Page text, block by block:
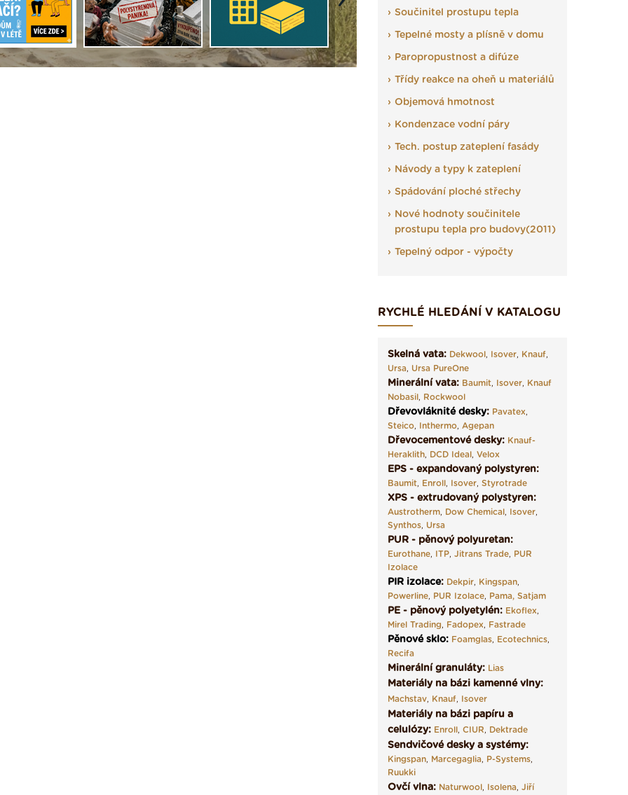
Next
Součinitel prostupu tepla
Tepelné mosty a plísně v domu
Paropropustnost a difúze
Třídy reakce na oheň u materiálů
Objemová hmotnost
Kondenzace vodní páry
Tech. postup zateplení fasády
Návody a typy k zateplení
Spádování ploché střechy
Nové hodnoty součinitele
prostupu tepla pro budovy(2011)
Tepelný odpor - výpočty
RYCHLÉ HLEDÁNÍ V KATALOGU
Skelná vata: Dekwool, Isover, Knauf,
Ursa, Ursa PureOne
Minerální vata: Baumit, Isover, Knauf
Nobasil, Rockwool
Dřevovláknité desky: Pavatex,
Steico, Inthermo, Agepan
Dřevocementové desky: Knauf-
Heraklith, DCD Ideal, Velox
EPS - expandovaný polystyren:
Baumit, Enroll, Isover, Styrotrade
XPS - extrudovaný polystyren:
Austrotherm, Dow Chemical, Isover,
Synthos, Ursa
PUR - pěnový polyuretan:
Eurothane, ITP, Jitrans Trade, PUR
Izolace
PIR izolace: Dekpir, Kingspan,
Powerline, PUR Izolace, Pama, Satjam
PE - pěnový polyetylén: Ekoflex,
Mirel Trading, Fadopex, Fastrade
Pěnové sklo: Foamglas, Ecotechnics,
Recifa
Minerální granuláty: Lias
Materiály na bázi kamenné vlny:
Machstav, Knauf, Isover
Materiály na bázi papíru a
celulózy: Enroll, CIUR, Dektrade
Sendvičové desky a systémy:
Kingspan, Marcegaglia, P-Systems,
Ruukki
Ovčí vlna: Naturwool, Isolena, Jiří